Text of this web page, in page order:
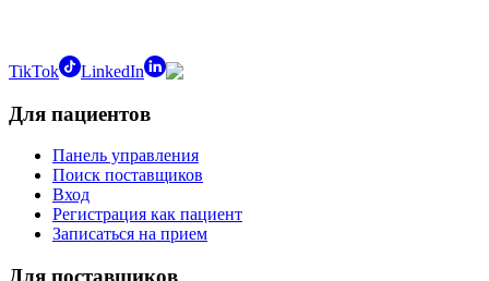
TikTok LinkedIn
Для пациентов
Панель управления
Поиск поставщиков
Вход
Регистрация как пациент
Записаться на прием
Для поставщиков